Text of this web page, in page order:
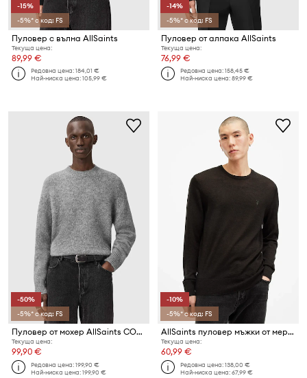
-15%
-5%* с код: FS
Пуловер с вълна AllSaints
Текуща цена:
89,99 €
Редовна цена:184,01 €
Най-ниска цена:105,99 €
-14%
-5%* с код: FS
Пуловер от алпака AllSaints
Текуща цена:
76,99 €
Редовна цена:158,45 €
Най-ниска цена:89,99 €
-50%
-5%* с код: FS
Пуловер от мохер AllSaints COBY
Текуща цена:
99,90 €
Редовна цена:199,90 €
Най-ниска цена:199,90 €
-10%
-5%* с код: FS
AllSaints пуловер мъжки от мериносова вълна
Текуща цена:
60,99 €
Редовна цена:138,00 €
Най-ниска цена:67,99 €